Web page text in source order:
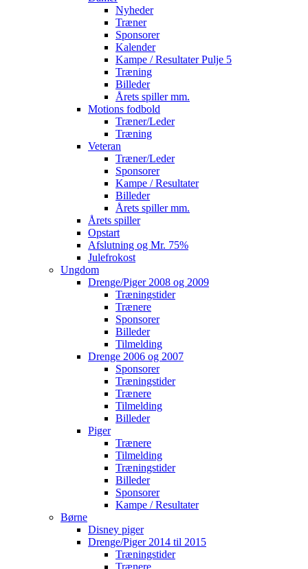
Nyheder
Træner
Sponsorer
Kalender
Kampe / Resultater Pulje 5
Træning
Billeder
Årets spiller mm.
Motions fodbold
Træner/Leder
Træning
Veteran
Træner/Leder
Sponsorer
Kampe / Resultater
Billeder
Årets spiller mm.
Årets spiller
Opstart
Afslutning og Mr. 75%
Julefrokost
Ungdom
Drenge/Piger 2008 og 2009
Træningstider
Trænere
Sponsorer
Billeder
Tilmelding
Drenge 2006 og 2007
Sponsorer
Træningstider
Trænere
Tilmelding
Billeder
Piger
Trænere
Tilmelding
Træningstider
Billeder
Sponsorer
Kampe / Resultater
Børne
Disney piger
Drenge/Piger 2014 til 2015
Træningstider
Trænere